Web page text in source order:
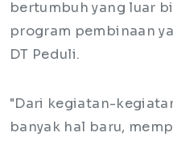
bertumbuh yang luar
program pembinaan
DT Peduli.
"Dari kegiatan-
banyak hal baru,